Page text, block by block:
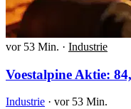
vor 53 Min. · Industrie
Voestalpine Aktie:
Industrie · vor 53 Min.